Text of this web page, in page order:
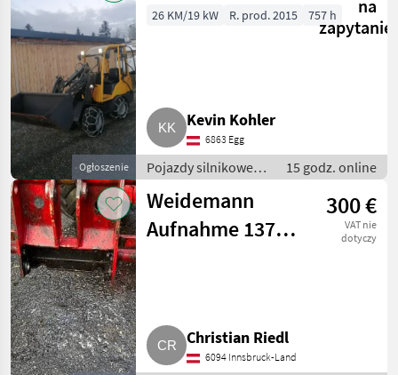
Ogłoszenie
na
zapytanie
26 KM/19 kW R. prod. 2015 757 h
Kevin Kohler
6863 Egg
Pojazdy silnikowe
rolnicze / Ładowarki
rolnicze
15 godz. online
Weidemann
Aufnahme 1375
300 €
VAT nie
dotyczy
Christian Riedl
6094 Innsbruck-Land